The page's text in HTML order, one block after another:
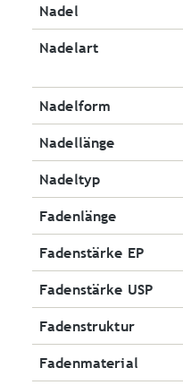
Nadel
Nadelart
Nadelform
Nadellänge
Nadeltyp
Fadenlänge
Fadenstärke EP
Fadenstärke USP
Fadenstruktur
Fadenmaterial